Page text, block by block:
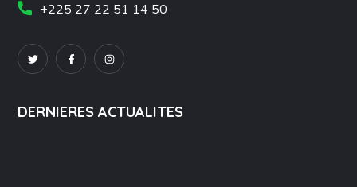
+225 27 22 51 14 50
DERNIERES ACTUALITES